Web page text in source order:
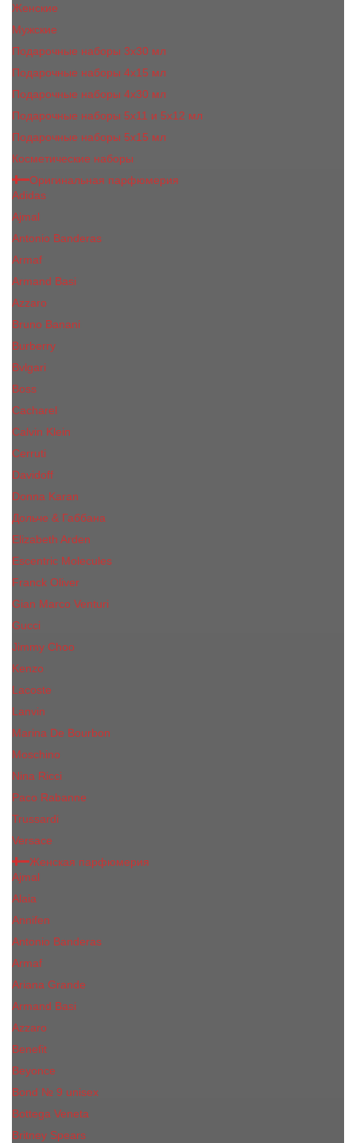
Женские
Мужские
Подарочные наборы 3х30 мл
Подарочные наборы 4x15 мл
Подарочные наборы 4x30 мл
Подарочные наборы 5x11 и 5х12 мл
Подарочные наборы 5x15 мл
Косметические наборы
Оригинальная парфюмерия
Adidas
Ajmal
Antonio Banderas
Armaf
Armand Basi
Azzaro
Bruno Banani
Burberry
Bvlgari
Boss
Cacharel
Calvin Klein
Cerruti
Davidoff
Donna Karan
Дольче & Габбана
Elizabeth Arden
Escentric Molecules
Franck Oliver
Gian Marco Venturi
Gucci
Jimmy Choo
Kenzo
Lacoste
Lanvin
Marina De Bourbon
Moschino
Nina Ricci
Paco Rabanne
Trussardi
Versace
Женская парфюмерия
Ajmal
Alaia
Annifen
Antonio Banderas
Armaf
Ariana Grande
Armand Basi
Azzaro
Benefit
Beyonce
Bond № 9 unisex
Bottega Veneta
Britney Spears